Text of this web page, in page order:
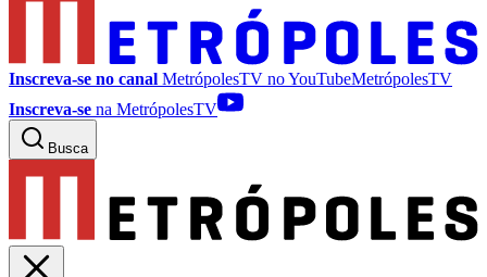
Inscreva-se no canal MetrópolesTV noYouTubeMetrópolesTV
Inscreva-se na MetrópolesTV
Busca